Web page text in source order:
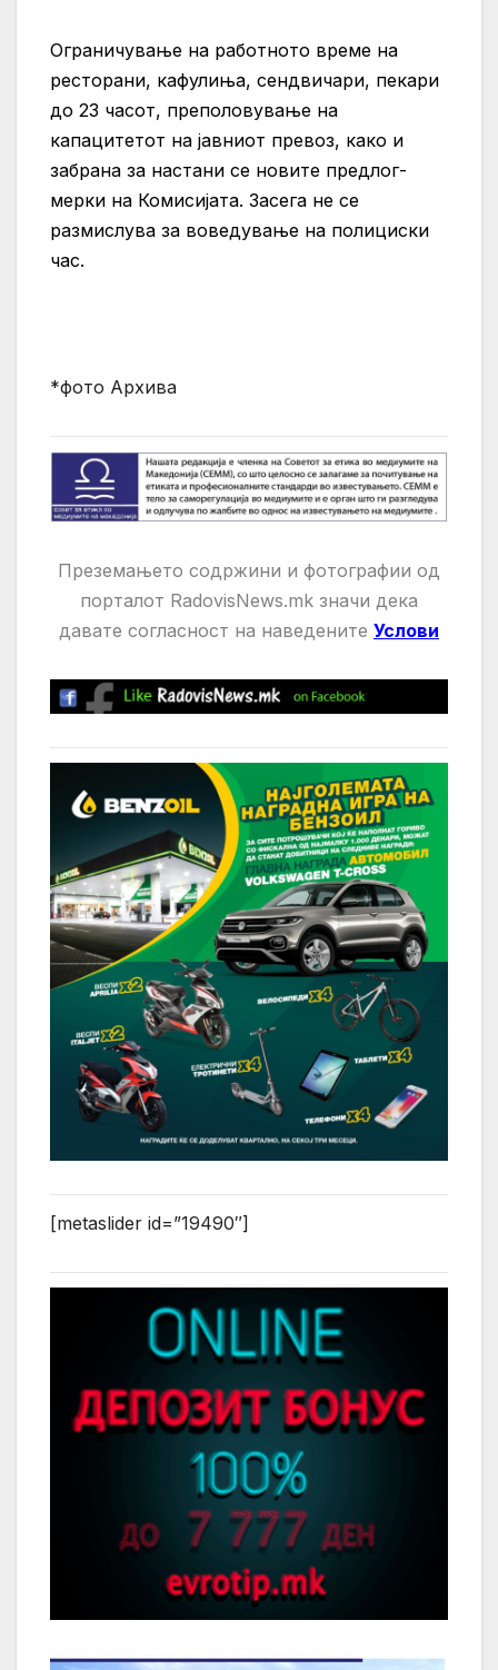
Ограничување на работното време на
ресторани, кафулиња, сендвичари, пекари
до 23 часот, преполовување на
капацитетот на јавниот превоз, како и
забрана за настани се новите предлог-
мерки на Комисијата. Засега не се
размислува за воведување на полициски
час.
*фото Архива
Преземањето содржини и фотографии од
порталот RadovisNews.mk значи дека
давате согласност на нaведените Услови
[metaslider id=”19490″]